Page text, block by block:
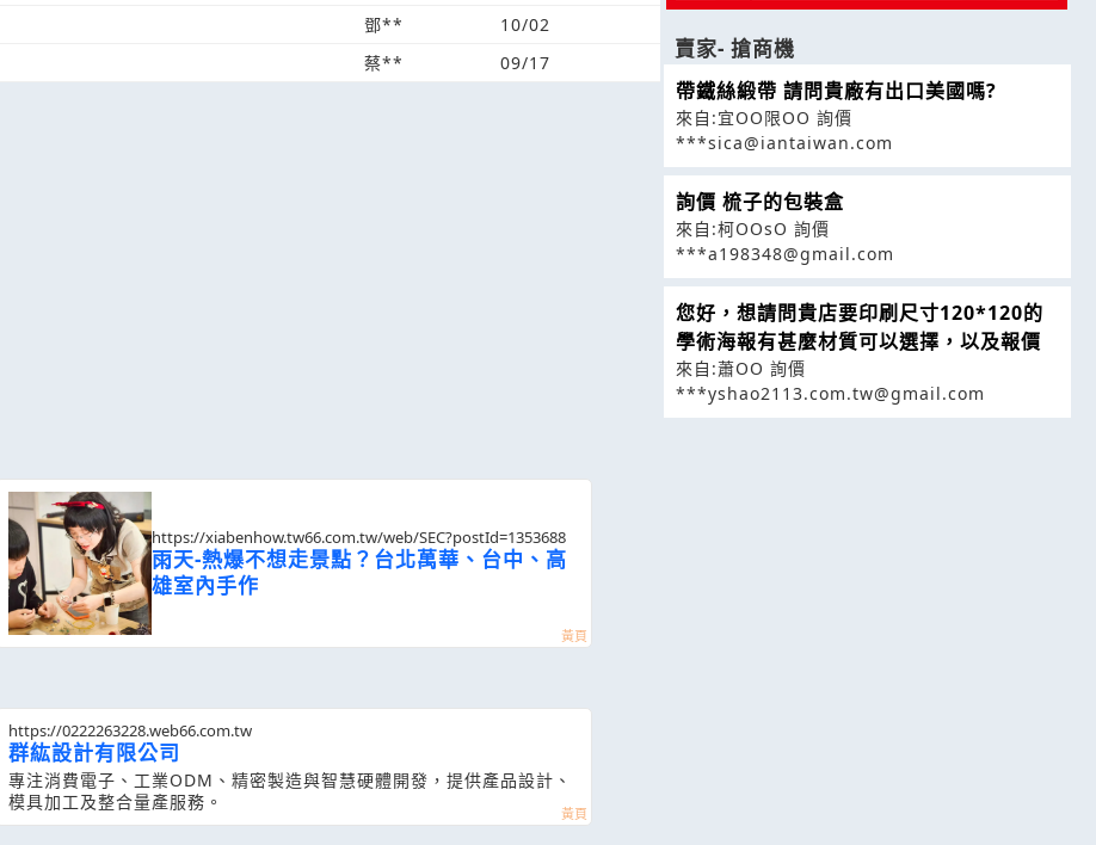
鄧**
10/02
蔡** 09/17
賣家- 搶商機
帶鐵絲緞帶 請問貴廠有出口美國嗎?
來自:宜OO限OO 詢價
***sica@iantaiwan.com
詢價 梳子的包裝盒
來自:柯OOsO 詢價
***a198348@gmail.com
您好，想請問貴店要印刷尺寸120*120的
學術海報有甚麼材質可以選擇，以及報價
來自:蕭OO 詢價
***yshao2113.com.tw@gmail.com
https://xiabenhow.tw66.com.tw/web/SEC?postId=1353688
雨天-熱爆不想走景點？台北萬華、台中、高
雄室內手作
https://0222263228.web66.com.tw
群紘設計有限公司
專注消費電子、工業ODM、精密製造與智慧硬體開發，提供產品設計、
模具加工及整合量產服務。